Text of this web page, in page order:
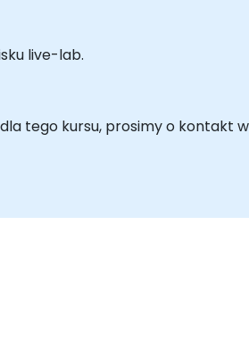
live-lab.
tego kursu, prosimy o kontakt w